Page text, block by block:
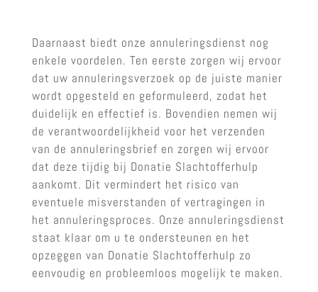
Daarnaast biedt onze annuleringsdienst nog
enkele voordelen. Ten eerste zorgen wij ervoor
dat uw annuleringsverzoek op de juiste manier
wordt opgesteld en geformuleerd, zodat het
duidelijk en effectief is. Bovendien nemen wij
de verantwoordelijkheid voor het verzenden
van de annuleringsbrief en zorgen wij ervoor
dat deze tijdig bij Donatie Slachtofferhulp
aankomt. Dit vermindert het risico van
eventuele misverstanden of vertragingen in
het annuleringsproces. Onze annuleringsdienst
staat klaar om u te ondersteunen en het
opzeggen van Donatie Slachtofferhulp zo
eenvoudig en probleemloos mogelijk te maken.